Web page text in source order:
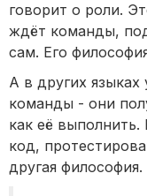
говорит о роли.
ждёт команды,
сам. Его
А в других
команды - они
как её выполнить.
код,
другая философия.